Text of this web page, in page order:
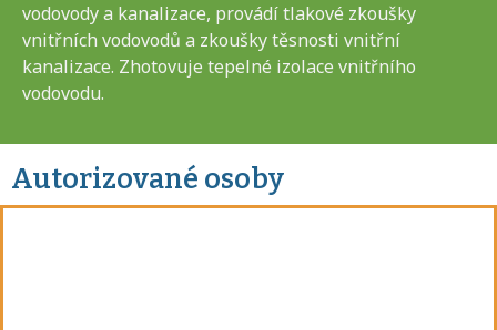
vodovody a kanalizace, provádí tlakové zkoušky
vnitřních vodovodů a zkoušky těsnosti vnitřní
kanalizace. Zhotovuje tepelné izolace vnitřního
vodovodu.
Autorizované osoby